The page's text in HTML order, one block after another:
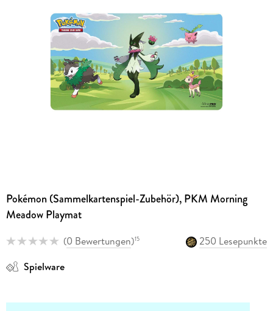
Pokémon (Sammelkartenspiel-Zubehör), PKM Morning
Meadow Playmat
(0 Bewertungen)15
250 Lesepunkte
Spielware